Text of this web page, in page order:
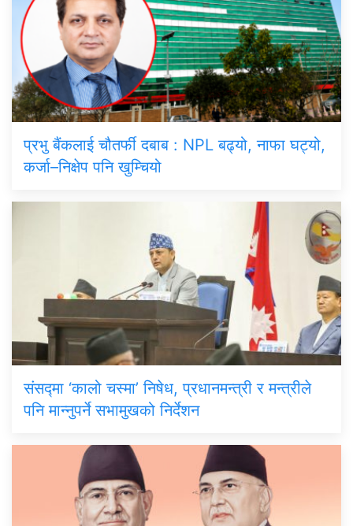
प्रभु बैंकलाई चौतर्फी दबाब : NPL बढ्यो, नाफा घट्यो,
कर्जा–निक्षेप पनि खुम्चियो
संसद्मा ‘कालो चस्मा’ निषेध, प्रधानमन्त्री र मन्त्रीले
पनि मान्नुपर्ने सभामुखको निर्देशन